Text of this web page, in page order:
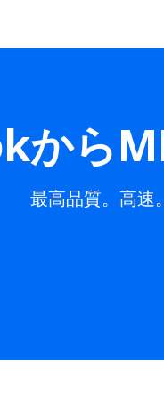
から
最高品質。高速